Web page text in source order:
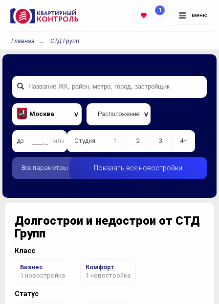
меню
1
Главная СТД Групп
Москва Расположение
до млн. Студия 1 2 3 4+
Все параметры Показать все новостройки
Долгострои и недострои от СТД
Групп
Класс
Бизнес
1 новостройка
Комфорт
1 новостройка
Статус